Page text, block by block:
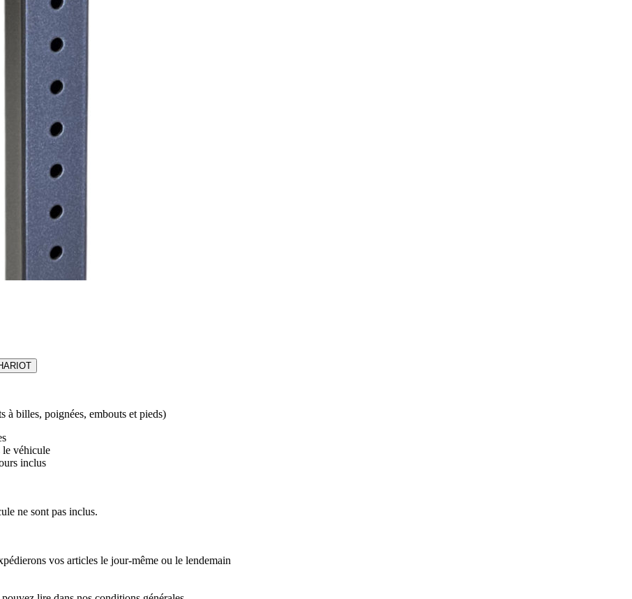
billes, poignées, embouts et pieds)
le véhicule
inclus
ne sont pas inclus.
vos articles le jour-même ou le lendemain